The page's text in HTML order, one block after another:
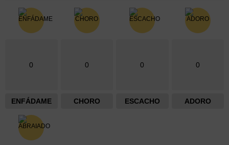
0
ENFÁDAME
0
CHORO
0
ESCACHO
0
ADORO